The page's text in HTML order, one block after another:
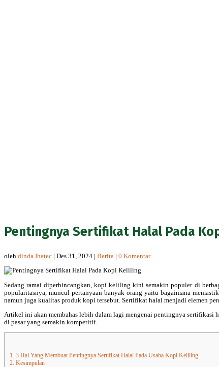
Pentingnya Sertifikat Halal Pada
oleh dinda Ihatec | Des 31, 2024 | Berita | 0 Komentar
Sedang ramai diperbincangkan, kopi keliling kini semakin populer di
popularitasnya, muncul pertanyaan banyak orang yaitu bagaimana
namun juga kualitas produk kopi tersebut. Sertifikat halal menjadi elemen
Artikel ini akan membahas lebih dalam lagi mengenai pentingnya
di pasar yang semakin kompetitif.
1. 3 Hal Yang Membuat Pentingnya Sertifikat Halal Pada Usaha Kopi Keliling
2. Kesimpulan